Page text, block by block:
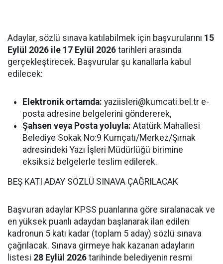
Adaylar, sözlü sınava katılabilmek için başvurularını 15
Eylül 2026 ile 17 Eylül 2026 tarihleri arasında
gerçekleştirecek. Başvurular şu kanallarla kabul
edilecek:
Elektronik ortamda: yaziisleri@kumcati.bel.tr e-
posta adresine belgelerini göndererek,
Şahsen veya Posta yoluyla: Atatürk Mahallesi
Belediye Sokak No:9 Kumçatı/Merkez/Şırnak
adresindeki Yazı İşleri Müdürlüğü birimine
eksiksiz belgelerle teslim edilerek.
BEŞ KATI ADAY SÖZLÜ SINAVA ÇAĞRILACAK
Başvuran adaylar KPSS puanlarına göre sıralanacak ve
en yüksek puanlı adaydan başlanarak ilan edilen
kadronun 5 katı kadar (toplam 5 aday) sözlü sınava
çağrılacak. Sınava girmeye hak kazanan adayların
listesi 28 Eylül 2026 tarihinde belediyenin resmi